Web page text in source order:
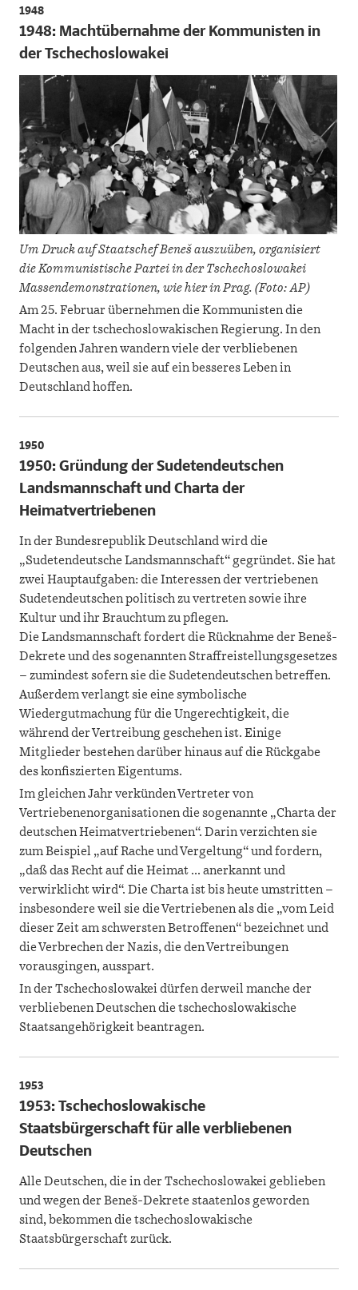
1948
1948: Machtübernahme der Kommunisten in
der Tschechoslowakei
Um Druck auf Staatschef Beneš auszuüben, organisiert
die Kommunistische Partei in der Tschechoslowakei
Massendemonstrationen, wie hier in Prag. (Foto: AP)
Am 25. Februar übernehmen die Kommunisten die
Macht in der tschechoslowakischen Regierung. In den
folgenden Jahren wandern viele der verbliebenen
Deutschen aus, weil sie auf ein besseres Leben in
Deutschland hoffen.
1950
1950: Gründung der Sudetendeutschen
Landsmannschaft und Charta der
Heimatvertriebenen
In der Bundesrepublik Deutschland wird die
„Sudetendeutsche Landsmannschaft“ gegründet. Sie hat
zwei Hauptaufgaben: die Interessen der vertriebenen
Sudetendeutschen politisch zu vertreten sowie ihre
Kultur und ihr Brauchtum zu pflegen.
Die Landsmannschaft fordert die Rücknahme der Beneš-
Dekrete und des sogenannten Straffreistellungsgesetzes
– zumindest sofern sie die Sudetendeutschen betreffen.
Außerdem verlangt sie eine symbolische
Wiedergutmachung für die Ungerechtigkeit, die
während der Vertreibung geschehen ist. Einige
Mitglieder bestehen darüber hinaus auf die Rückgabe
des konfiszierten Eigentums.
Im gleichen Jahr verkünden Vertreter von
Vertriebenenorganisationen die sogenannte „Charta der
deutschen Heimatvertriebenen“. Darin verzichten sie
zum Beispiel „auf Rache und Vergeltung“ und fordern,
„daß das Recht auf die Heimat ... anerkannt und
verwirklicht wird“. Die Charta ist bis heute umstritten –
insbesondere weil sie die Vertriebenen als die „vom Leid
dieser Zeit am schwersten Betroffenen“ bezeichnet und
die Verbrechen der Nazis, die den Vertreibungen
vorausgingen, ausspart.
In der Tschechoslowakei dürfen derweil manche der
verbliebenen Deutschen die tschechoslowakische
Staatsangehörigkeit beantragen.
1953
1953: Tschechoslowakische
Staatsbürgerschaft für alle verbliebenen
Deutschen
Alle Deutschen, die in der Tschechoslowakei geblieben
und wegen der Beneš-Dekrete staatenlos geworden
sind, bekommen die tschechoslowakische
Staatsbürgerschaft zurück.